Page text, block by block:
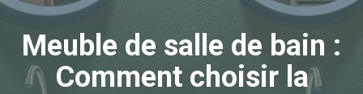
Meuble de salle de bain :
Comment choisir la